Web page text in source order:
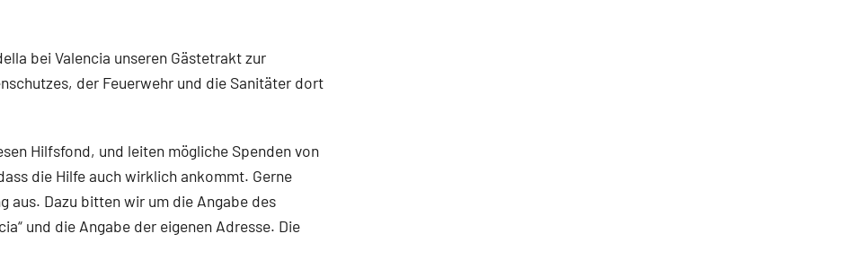
bei Valencia unseren Gästetrakt zur
der Feuerwehr und die Sanitäter dort
Hilfsfond, und leiten mögliche Spenden von
die Hilfe auch wirklich ankommt. Gerne
aus. Dazu bitten wir um die Angabe des
und die Angabe der eigenen Adresse. Die